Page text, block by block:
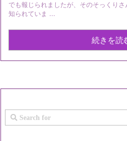
でも報じられましたが、そのそっくり
知られていま ...
続きを読